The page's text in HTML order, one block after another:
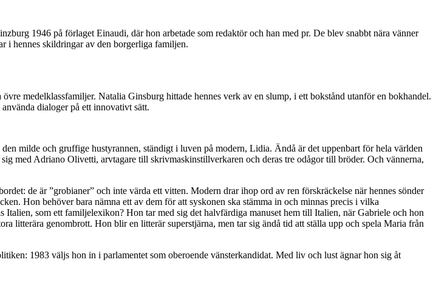
1946 på förlaget Einaudi, där hon arbetade som redaktör och han med pr. De blev snabbt nära vänner
i hennes skildringar av den borgerliga familjen.
medelklassfamiljer. Natalia Ginsburg hittade hennes verk av en slump, i ett bokstånd utanför en bokhandel.
dialoger på ett innovativt sätt.
milde och gruffige hustyrannen, ständigt i luven på modern, Lidia. Ändå är det uppenbart för hela världen
med Adriano Olivetti, arvtagare till skrivmaskinstillverkaren och deras tre odågor till bröder. Och vännerna,
de är ”grobianer” och inte värda ett vitten. Modern drar ihop ord av ren förskräckelse när hennes sönder
Hon behöver bara nämna ett av dem för att syskonen ska stämma in och minnas precis i vilka
som ett familjelexikon? Hon tar med sig det halvfärdiga manuset hem till Italien, när Gabriele och hon
litterära genombrott. Hon blir en litterär superstjärna, men tar sig ändå tid att ställa upp och spela Maria från
1983 väljs hon in i parlamentet som oberoende vänsterkandidat. Med liv och lust ägnar hon sig åt